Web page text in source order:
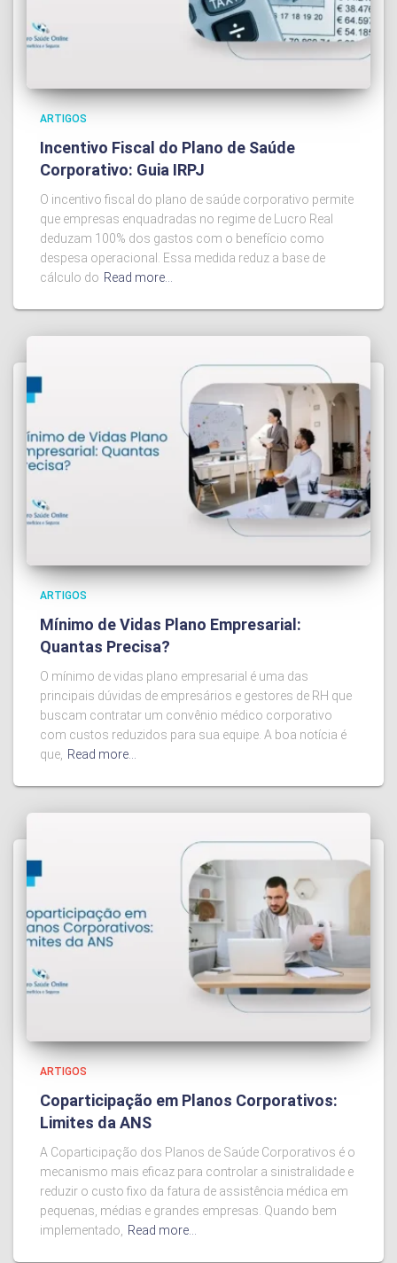
ARTIGOS
Incentivo Fiscal do Plano de Saúde
Corporativo: Guia IRPJ
O incentivo fiscal do plano de saúde corporativo permite
que empresas enquadradas no regime de Lucro Real
deduzam 100% dos gastos com o benefício como
despesa operacional. Essa medida reduz a base de
cálculo do Read more…
ARTIGOS
Mínimo de Vidas Plano Empresarial:
Quantas Precisa?
O mínimo de vidas plano empresarial é uma das
principais dúvidas de empresários e gestores de RH que
buscam contratar um convênio médico corporativo
com custos reduzidos para sua equipe. A boa notícia é
que, Read more…
ARTIGOS
Coparticipação em Planos Corporativos:
Limites da ANS
A Coparticipação dos Planos de Saúde Corporativos é o
mecanismo mais eficaz para controlar a sinistralidade e
reduzir o custo fixo da fatura de assistência médica em
pequenas, médias e grandes empresas. Quando bem
implementado, Read more…